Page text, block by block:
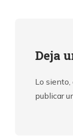
Deja
Lo
publicar